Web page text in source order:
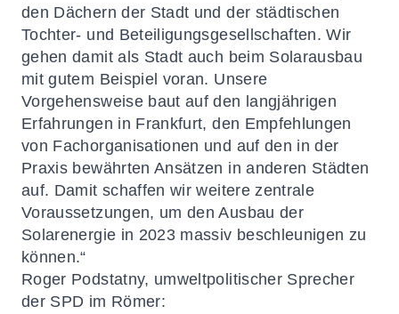
den Dächern der Stadt und der städtischen
Tochter- und Beteiligungsgesellschaften. Wir
gehen damit als Stadt auch beim Solarausbau
mit gutem Beispiel voran. Unsere
Vorgehensweise baut auf den langjährigen
Erfahrungen in Frankfurt, den Empfehlungen
von Fachorganisationen und auf den in der
Praxis bewährten Ansätzen in anderen Städten
auf. Damit schaffen wir weitere zentrale
Voraussetzungen, um den Ausbau der
Solarenergie in 2023 massiv beschleunigen zu
können.“
Roger Podstatny, umweltpolitischer Sprecher
der SPD im Römer: